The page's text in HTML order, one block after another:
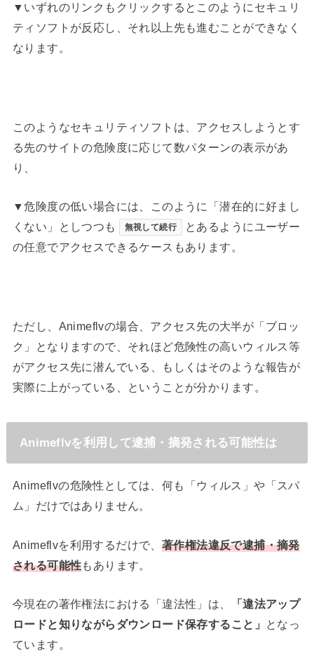
▼いずれのリンクもクリックするとこのようにセキュリ
ティソフトが反応し、それ以上先も進むことができなく
なります。
このようなセキュリティソフトは、アクセスしようとす
る先のサイトの危険度に応じて数パターンの表示があ
り、
▼危険度の低い場合には、このように「潜在的に好まし
くない」としつつも
無視して続行
とあるようにユーザー
の任意でアクセスできるケースもあります。
ただし、Animeflvの場合、アクセス先の大半が「ブロッ
ク」となりますので、それほど危険性の高いウィルス等
がアクセス先に潜んでいる、もしくはそのような報告が
実際に上がっている、ということが分かります。
Animeflvを利用して逮捕・摘発される可能性は
Animeflvの危険性としては、何も「ウィルス」や「スパ
ム」だけではありません。
Animeflvを利用するだけで、 著作権法違反で逮捕・摘発
される可能性もあります。
今現在の著作権法における「違法性」は、
「違法アップ
ロードと知りながらダウンロード保存すること」
となっ
ています。